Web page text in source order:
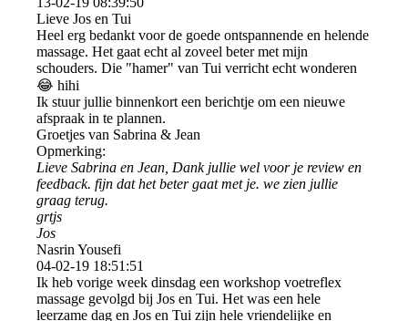
Lieve Jos en Tui
Heel erg bedankt voor de goede ontspannende en helende
massage. Het gaat echt al zoveel beter met mijn
schouders. Die "hamer" van Tui verricht echt wonderen
😂 hihi
Ik stuur jullie binnenkort een berichtje om een nieuwe
afspraak in te plannen.
Groetjes van Sabrina & Jean
Opmerking:
Lieve Sabrina en Jean, Dank jullie wel voor je review en
feedback. fijn dat het beter gaat met je. we zien jullie
graag terug.
grtjs
Jos
Nasrin Yousefi
04-02-19 18:51:51
Ik heb vorige week dinsdag een workshop voetreflex
massage gevolgd bij Jos en Tui. Het was een hele
leerzame dag en Jos en Tui zijn hele vriendelijke en